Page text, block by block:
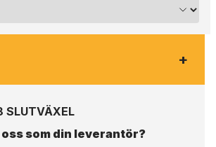
+
SLUTVÄXEL
som din leverantör?